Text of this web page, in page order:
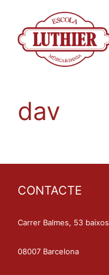
dav
CONTACTE
Carrer Balmes, 53 baixos
08007 Barcelona